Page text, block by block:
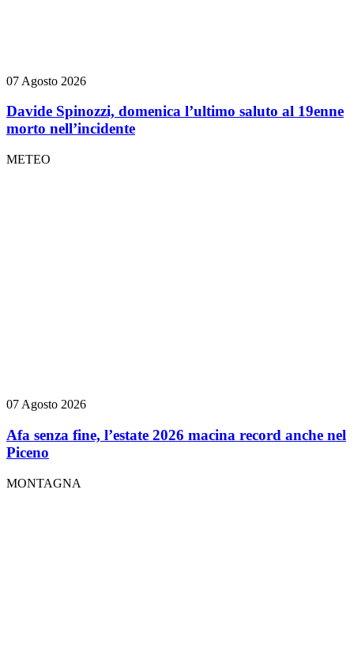
07 Agosto 2026
Davide Spinozzi, domenica l’ultimo saluto al 19enne
morto nell’incidente
METEO
07 Agosto 2026
Afa senza fine, l’estate 2026 macina record anche nel
Piceno
MONTAGNA